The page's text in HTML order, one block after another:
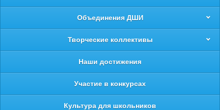
Объединения ДШИ
Творческие коллективы
Наши достижения
Участие в конкурсах
Культура для школьников